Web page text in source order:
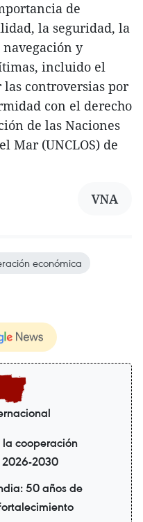
de
la seguridad, la
y
incluido el
controversias por
con el derecho
de las Naciones
Mar (UNCLOS) de
VNA
económica
cooperación
2030
50 años de